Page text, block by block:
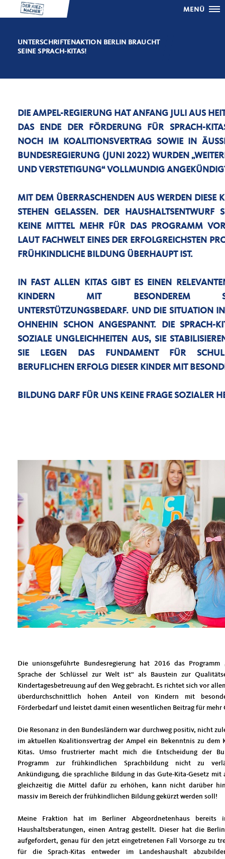
MENÜ
UNTERSCHRIFTENAKTION BERLIN BRAUCHT
SEINE SPRACH-KITAS!
DIE AMPEL-REGIERUNG HAT ANFANG JULI AUS
DAS ENDE DER FÖRDERUNG FÜR SPRACH-
NOCH IM KOALITIONSVERTRAG SOWIE IN
UNDESREGIERUNG (JUNI 2022) WURDEN
ND VERSTETIGUNG“ VOLLMUNDIG
MIT DEM ÜBERRASCHENDEN AUS WERDEN DIESE
STEHEN GELASSEN. DER HAUSHALTSENTWURF
KEINE MITTEL MEHR FÜR DAS PROGRAMM
LAUT FACHWELT EINES DER ERFOLGREICHSTEN
FRÜHKINDLICHE BILDUNG ÜBERHAUPT IST.
IN FAST ALLEN KITAS GIBT ES EINEN
KINDERN MIT BESONDEREM
UNTERSTÜTZUNGSBEDARF. UND DIE SITUATION
OHNEHIN SCHON ANGESPANNT. DIE SPRACH-
SOZIALE UNGLEICHHEITEN AUS, SIE
SIE LEGEN DAS FUNDAMENT FÜR
BERUFLICHEN ERFOLG DIESER KINDER MIT
BILDUNG DARF FÜR UNS KEINE FRAGE SOZIALER
Die unionsgeführte Bundesregierung hat 2016 das Programm
Sprache der Schlüssel zur Welt ist“ als Baustein zur
Kindertagesbetreuung auf den Weg gebracht. Es richtet sich vor
überdurchschnittlich hohen Anteil von Kindern mit
Förderbedarf und leistet damit einen wesentlichen Beitrag für mehr
Die Resonanz in den Bundesländern war durchweg positiv, nicht
im aktuellen Koalitionsvertrag der Ampel ein Bekenntnis zu dem
Kitas. Umso frustrierter macht mich die Entscheidung der
Programm zur frühkindlichen Sprachbildung nicht zu
Ankündigung, die sprachliche Bildung in das Gute-Kita-Gesetz mit
gleichzeitig die Mittel dafür zu erhöhen, kann nicht darüber
massiv im Bereich der frühkindlichen Bildung gekürzt werden soll!
Meine Fraktion hat im Berliner Abgeordnetenhaus bereits
Haushaltsberatungen, einen Antrag gestellt. Dieser hat die
aufgefordert, genau für den jetzt eingetretenen Fall Vorsorge zu
für die Sprach-Kitas entweder im Landeshaushalt